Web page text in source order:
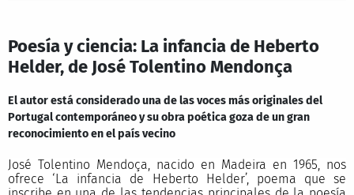
Poesía y ciencia: La infancia de Heberto
Helder, de José Tolentino Mendonça
El autor está considerado una de las voces más originales del
Portugal contemporáneo y su obra poética goza de un gran
reconocimiento en el país vecino
José Tolentino Mendoça, nacido en Madeira en 1965, nos
ofrece ‘La infancia de Heberto Helder’, poema que se